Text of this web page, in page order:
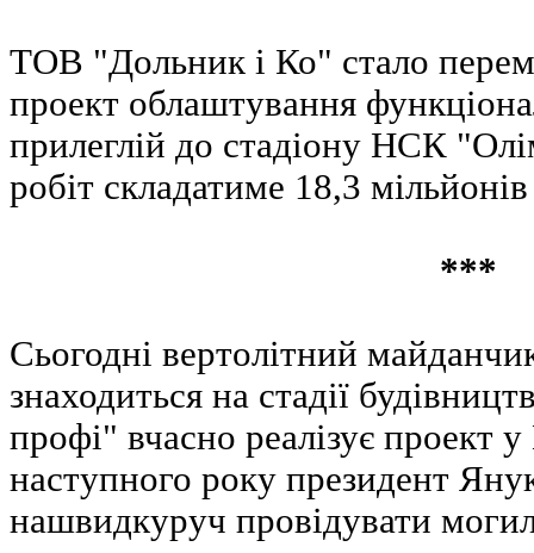
ТОВ "Дольник і Ко" стало
проект облаштування
прилеглій до стадіону НСК
робіт складатиме 18,3
***
Сьогодні вертолітний
знаходиться на стадії
профі" вчасно реалізує проект
наступного року президент
нашвидкуруч провідувати